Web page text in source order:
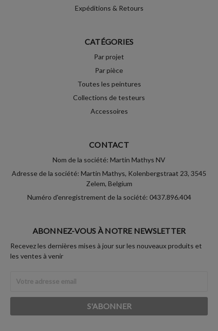
Expéditions & Retours
CATÉGORIES
Par projet
Par pièce
Toutes les peintures
Collections de testeurs
Accessoires
CONTACT
Nom de la société: Martin Mathys NV
Adresse de la société: Martin Mathys, Kolenbergstraat 23, 3545
Zelem, Belgium
Numéro d'enregistrement de la société: 0437.896.404
ABONNEZ-VOUS À NOTRE NEWSLETTER
Recevez les dernières mises à jour sur les nouveaux produits et
les ventes à venir
Email